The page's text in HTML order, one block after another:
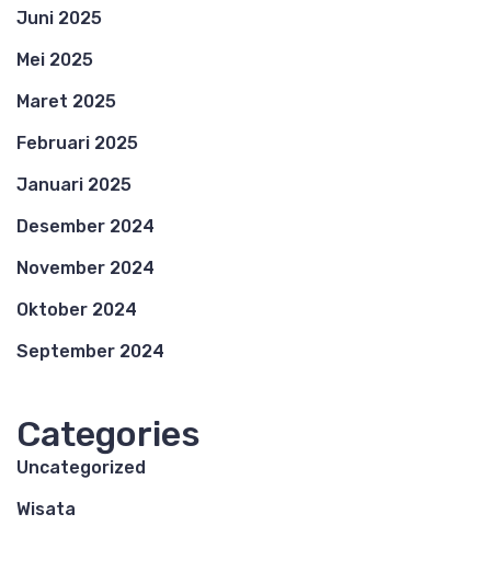
Juni 2025
Mei 2025
Maret 2025
Februari 2025
Januari 2025
Desember 2024
November 2024
Oktober 2024
September 2024
Categories
Uncategorized
Wisata